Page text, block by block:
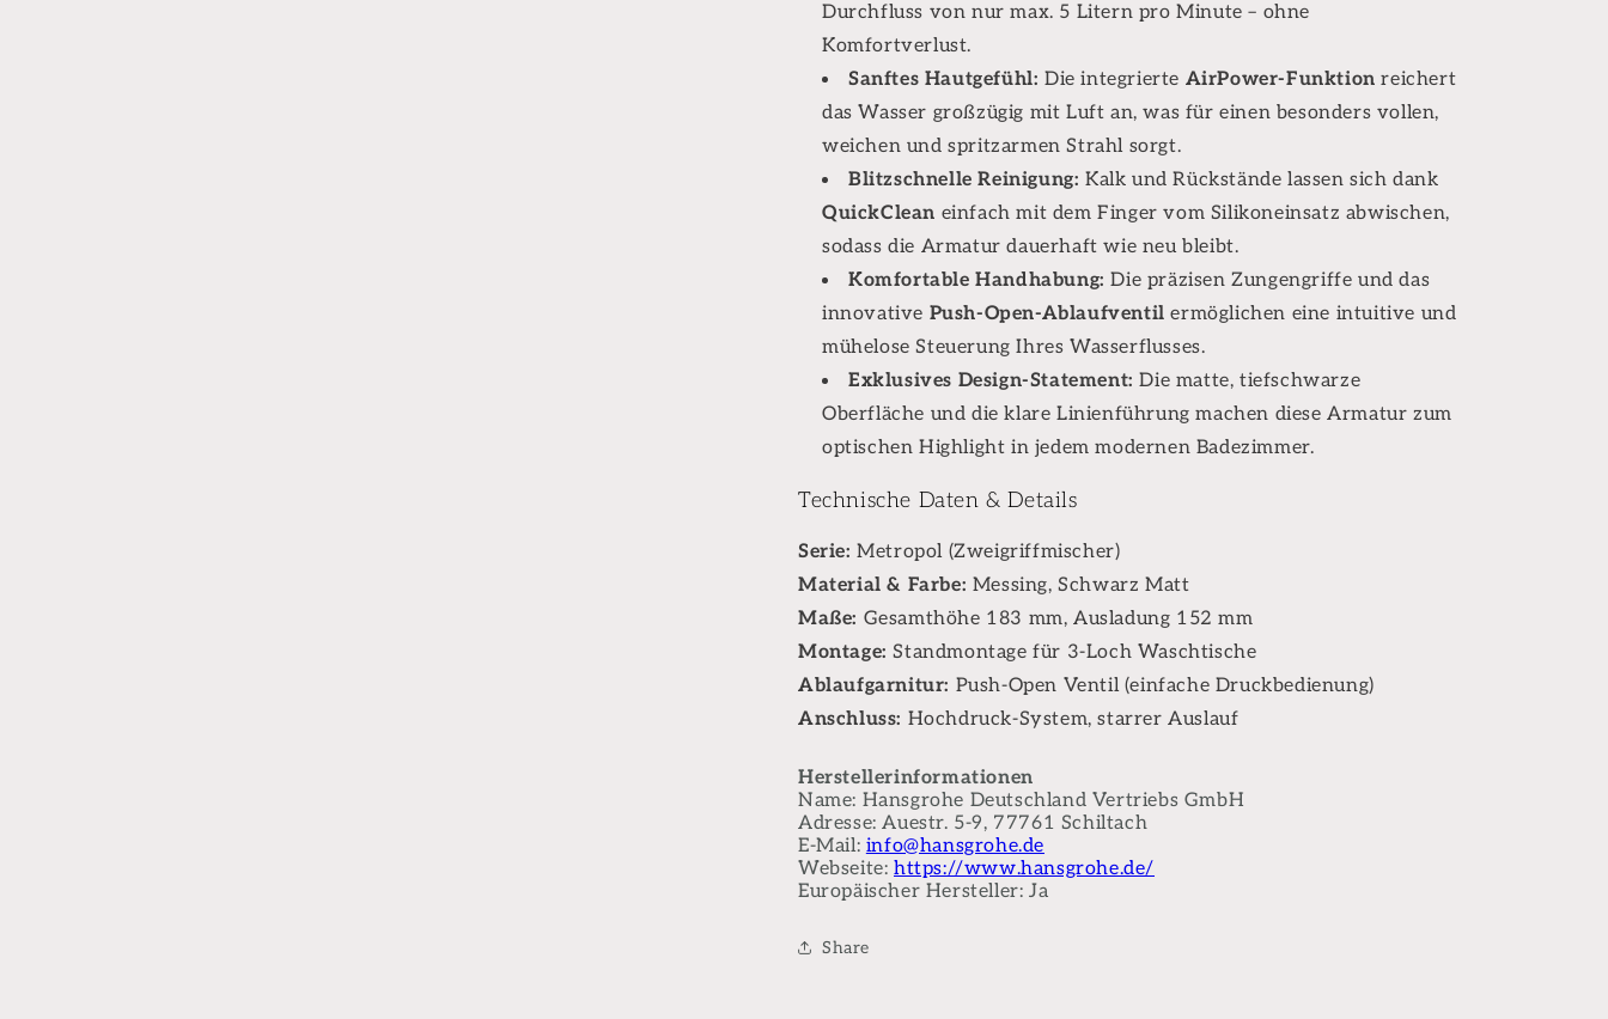
Durchfluss von nur max. 5 Litern pro Minute – ohne
Komfortverlust.
Sanftes Hautgefühl: Die integrierte AirPower-Funktion reichert
das Wasser großzügig mit Luft an, was für einen besonders vollen,
weichen und spritzarmen Strahl sorgt.
Blitzschnelle Reinigung: Kalk und Rückstände lassen sich dank
QuickClean einfach mit dem Finger vom Silikoneinsatz abwischen,
sodass die Armatur dauerhaft wie neu bleibt.
Komfortable Handhabung: Die präzisen Zungengriffe und das
innovative Push-Open-Ablaufventil ermöglichen eine intuitive und
mühelose Steuerung Ihres Wasserflusses.
Exklusives Design-Statement: Die matte, tiefschwarze
Oberfläche und die klare Linienführung machen diese Armatur zum
optischen Highlight in jedem modernen Badezimmer.
Technische Daten & Details
Serie: Metropol (Zweigriffmischer)
Material & Farbe: Messing, Schwarz Matt
Maße: Gesamthöhe 183 mm, Ausladung 152 mm
Montage: Standmontage für 3-Loch Waschtische
Ablaufgarnitur: Push-Open Ventil (einfache Druckbedienung)
Anschluss: Hochdruck-System, starrer Auslauf
Herstellerinformationen
Name: Hansgrohe Deutschland Vertriebs GmbH
Adresse: Auestr. 5-9, 77761 Schiltach
E-Mail: info@hansgrohe.de
Webseite: https://www.hansgrohe.de/
Europäischer Hersteller: Ja
Share